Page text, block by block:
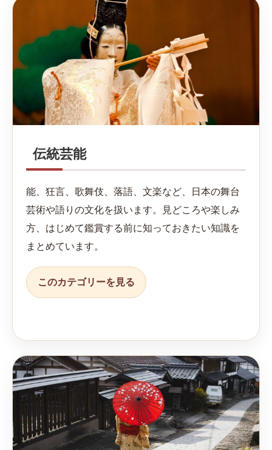
伝統芸能
能、狂言、歌舞伎、落語、文楽など、日本の舞台
芸術や語りの文化を扱います。見どころや楽しみ
方、はじめて鑑賞する前に知っておきたい知識を
まとめています。
このカテゴリーを見る